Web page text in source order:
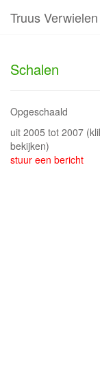
Truus
Schalen
Opgeschaald
uit 2005 tot 2007
bekijken)
stuur een bericht